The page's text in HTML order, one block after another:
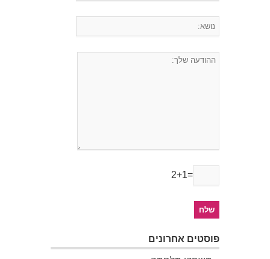
2+1=
פוסטים אחרונים